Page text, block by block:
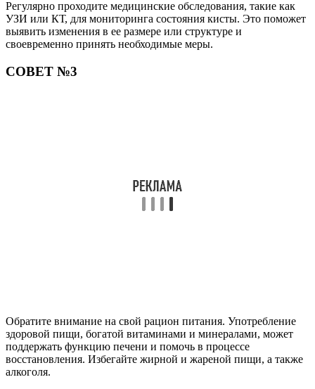
Регулярно проходите медицинские обследования, такие как
УЗИ или КТ, для мониторинга состояния кисты. Это поможет
выявить изменения в ее размере или структуре и
своевременно принять необходимые меры.
СОВЕТ №3
Обратите внимание на свой рацион питания. Употребление
здоровой пищи, богатой витаминами и минералами, может
поддержать функцию печени и помочь в процессе
восстановления. Избегайте жирной и жареной пищи, а также
алкоголя.